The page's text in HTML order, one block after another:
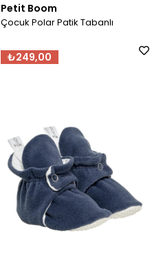
Petit Boom
Çocuk Polar Patik Tabanlı
₺249,00